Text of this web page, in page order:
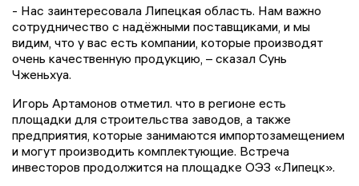
- Нас заинтересовала Липецкая область. Нам важно
сотрудничество с надёжными поставщиками, и мы
видим, что у вас есть компании, которые производят
очень качественную продукцию, – сказал Сунь
Чженьхуа.
Игорь Артамонов отметил. что в регионе есть
площадки для строительства заводов, а также
предприятия, которые занимаются импортозамещением
и могут производить комплектующие. Встреча
инвесторов продолжится на площадке ОЭЗ «Липецк».